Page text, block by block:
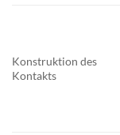
Konstruktion des
Kontakts